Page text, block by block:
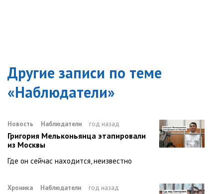
Другие записи по теме
«Наблюдатели»
Новость Наблюдатели год назад
Григория Мельконьянца этапировали
из Москвы
Где он сейчас находится, неизвестно
Хроника Наблюдатели год назад